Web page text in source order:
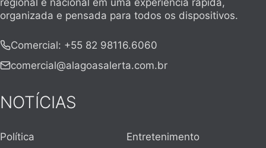
regional e nacional em uma experiência rápida,
organizada e pensada para todos os dispositivos.
Comercial: +55 82 98116.6060
comercial@alagoasalerta.com.br
NOTÍCIAS
Política
Entretenimento